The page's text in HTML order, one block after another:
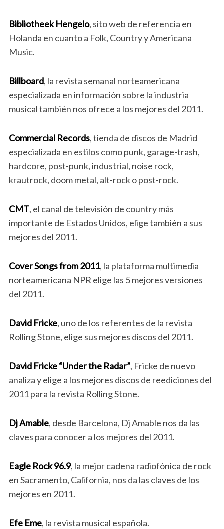
Bibliotheek Hengelo, sito web de referencia en
Holanda en cuanto a Folk, Country y Americana
Music.
Billboard, la revista semanal norteamericana
especializada en información sobre la industria
musical también nos ofrece a los mejores del 2011.
Commercial Records, tienda de discos de Madrid
especializada en estilos como punk, garage-trash,
hardcore, post-punk, industrial, noise rock,
krautrock, doom metal, alt-rock o post-rock.
CMT, el canal de televisión de country más
importante de Estados Unidos, elige también a sus
mejores del 2011.
Cover Songs from 2011, la plataforma multimedia
norteamericana NPR elige las 5 mejores versiones
del 2011.
David Fricke, uno de los referentes de la revista
Rolling Stone, elige sus mejores discos del 2011.
David Fricke “Under the Radar”, Fricke de nuevo
analiza y elige a los mejores discos de reediciones del
2011 para la revista Rolling Stone.
Dj Amable, desde Barcelona, Dj Amable nos da las
claves para conocer a los mejores del 2011.
Eagle Rock 96.9, la mejor cadena radiofónica de rock
en Sacramento, California, nos da las claves de los
mejores en 2011.
Efe Eme, la revista musical española.